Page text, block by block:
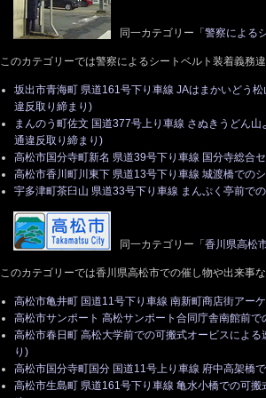
同一カテゴリー「 警察による
このカテゴリーでは警察によるシートベルト装着義務
坂出市青海町 県道161号下り車線 JAはまかいどう
違反取り締まり)
まんのう町佐文 国道377号上り車線 さぬきうどん
通違反取り締まり)
高松市国分寺町新名 県道39号下り車線 国分寺総合
高松市香川町川東下 県道13号下り車線 城渡橋での
宇多津町茶臼山 県道33号下り車線 まんぷく亭前で
同一カテゴリー「 香川県高松
このカテゴリーでは香川県高松市での催し物や出来事
高松市亀井町 国道11号下り車線 南新町商店街アー
高松市サンポート 高松サンポート合同庁舎南館前
高松市春日町 高松大学前での可搬式オービスによ
り)
高松市国分寺町国分 国道11号上り車線 府中高架橋
高松市生島町 県道161号下り車線 亀水小橋での可